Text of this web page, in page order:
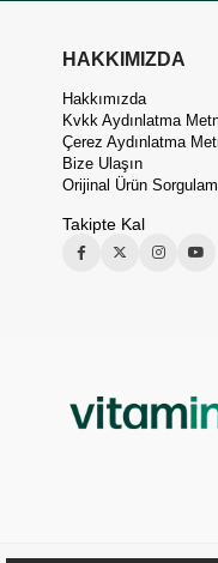
HAKKIMIZDA
Hakkımızda
Kvkk Aydınlatma
Çerez Aydınlatma
Bize Ulaşın
Orijinal Ürün
Takipte Kal